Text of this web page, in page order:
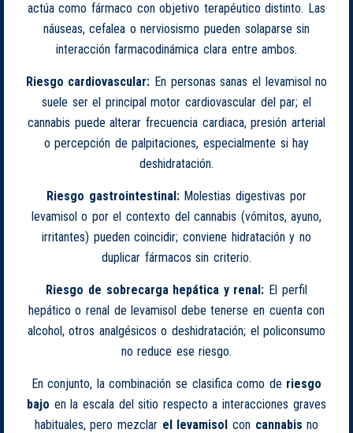
actúa como fármaco con objetivo terapéutico distinto. Las
náuseas, cefalea o nerviosismo pueden solaparse sin
interacción farmacodinámica clara entre ambos.
Riesgo cardiovascular: En personas sanas el levamisol no
suele ser el principal motor cardiovascular del par; el
cannabis puede alterar frecuencia cardiaca, presión arterial
o percepción de palpitaciones, especialmente si hay
deshidratación.
Riesgo gastrointestinal:Molestias digestivas por
levamisol o por el contexto del cannabis (vómitos, ayuno,
irritantes) pueden coincidir; conviene hidratación y no
duplicar fármacos sin criterio.
Riesgo de sobrecarga hepática y renal: El perfil
hepático o renal de levamisol debe tenerse en cuenta con
alcohol, otros analgésicos o deshidratación; el policonsumo
no reduce ese riesgo.
En conjunto, la combinación se clasifica como de riesgo
bajo en la escala del sitio respecto a interacciones graves
habituales, pero mezclar el levamisol con cannabis no